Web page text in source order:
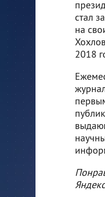
стал
на
2018